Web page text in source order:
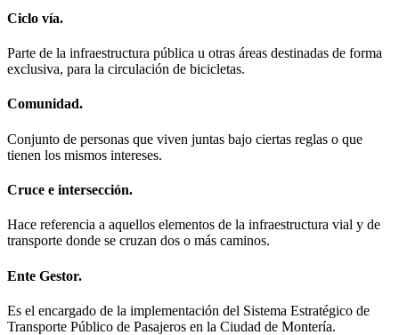
Ciclo vía.
Parte de la infraestructura pública u otras áreas destinadas de forma
exclusiva, para la circulación de bicicletas.
Comunidad.
Conjunto de personas que viven juntas bajo ciertas reglas o que
tienen los mismos intereses.
Cruce e intersección.
Hace referencia a aquellos elementos de la infraestructura vial y de
transporte donde se cruzan dos o más caminos.
Ente Gestor.
Es el encargado de la implementación del Sistema Estratégico de
Transporte Público de Pasajeros en la Ciudad de Montería.